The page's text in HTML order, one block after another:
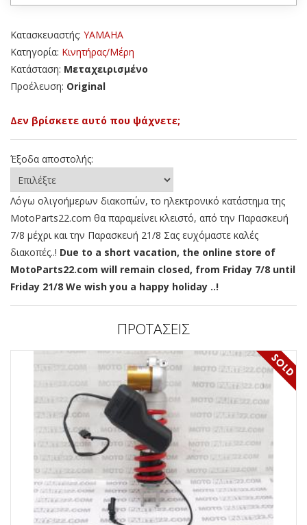
Κατασκευαστής: YAMAHA
Κατηγορία: Κινητήρας/Μέρη
Κατάσταση: Μεταχειρισμένο
Προέλευση: Original
Δεν βρίσκετε αυτό που ψάχνετε;
Έξοδα αποστολής:
Λόγω ολιγοήμερων διακοπών, το ηλεκτρονικό κατάστημα της
MotoParts22.com θα παραμείνει κλειστό, από την Παρασκευή
7/8 μέχρι και την Παρασκευή 21/8 Σας ευχόμαστε καλές
διακοπές..! Due to a short vacation, the online store of
MotoParts22.com will remain closed, from Friday 7/8 until
Friday 21/8 We wish you a happy holiday ..!
ΠΡΟΤΑΣΕΙΣ